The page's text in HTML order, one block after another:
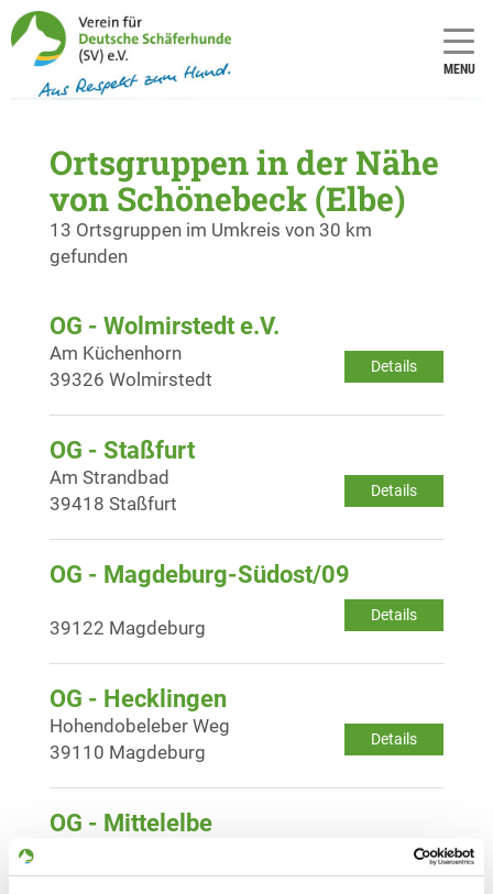
MENU
Ortsgruppen in der Nähe
von Schönebeck (Elbe)
13 Ortsgruppen im Umkreis von 30 km
gefunden
OG - Wolmirstedt e.V.
Details
Am Küchenhorn
39326 Wolmirstedt
OG - Staßfurt
Details
Am Strandbad
39418 Staßfurt
OG - Magdeburg-Südost/09
Details
39122 Magdeburg
OG - Hecklingen
Details
Hohendobeleber Weg
39110 Magdeburg
OG - Mittelelbe
Details
39288 Burg-Detershagen